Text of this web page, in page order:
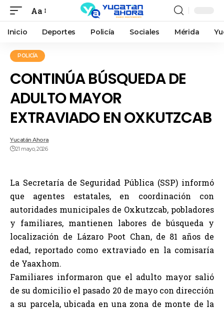
Aa
Inicio Deportes Policía Sociales Mérida
POLICÍA
CONTINÚA BÚSQUEDA DE
ADULTO MAYOR
EXTRAVIADO EN OXKUTZCAB
Yucatán Ahora
21 mayo, 2026
La Secretaría de Seguridad Pública (SSP) informó
que agentes estatales, en coordinación con
autoridades municipales de Oxkutzcab, pobladores
y familiares, mantienen labores de búsqueda y
localización de Lázaro Poot Chan, de 81 años de
edad, reportado como extraviado en la comisaría
de Yaaxhom.
Familiares informaron que el adulto mayor salió
de su domicilio el pasado 20 de mayo con dirección
a su parcela, ubicada en una zona de monte de la